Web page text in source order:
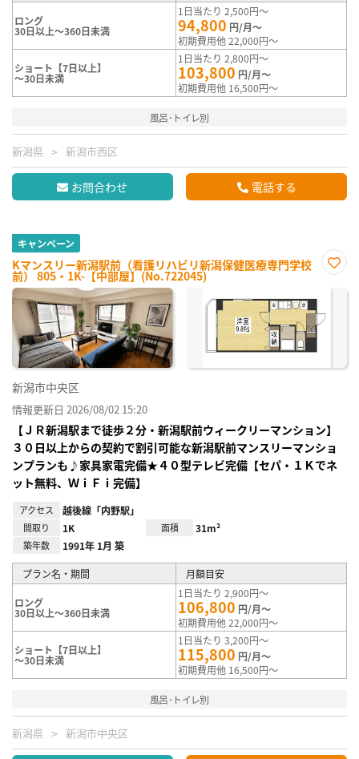
ロング
30日以上～360日未満
1日当たり 2,500円～
94,800 円/月～
初期費用他 22,000円～
ショート【7日以上】
～30日未満
1日当たり 2,800円～
103,800 円/月～
初期費用他 16,500円～
風呂･トイレ別
新潟県 新潟市西区
お問合わせ 電話する
キャンペーン
Kマンスリー新潟駅前（看護リハビリ新潟保健医療専門学校
前） 805・1K-【中部屋】(No.722045)
に入
録
新潟市中央区
情報更新日 2026/08/02 15:20
【ＪＲ新潟駅まで徒歩２分・新潟駅前ウィークリーマンション】
３０日以上からの契約で割引可能な新潟駅前マンスリーマンショ
ンプランも♪家具家電完備★４０型テレビ完備【セパ・１Ｋでネ
ット無料、ＷｉＦｉ完備】
アクセス 越後線「内野駅」
間取り 1K 面積 31m²
築年数 1991年 1月 築
プラン名・期間 月額目安
ロング
30日以上～360日未満
1日当たり 2,900円～
106,800 円/月～
初期費用他 22,000円～
ショート【7日以上】
～30日未満
1日当たり 3,200円～
115,800 円/月～
初期費用他 16,500円～
風呂･トイレ別
新潟県 新潟市中央区